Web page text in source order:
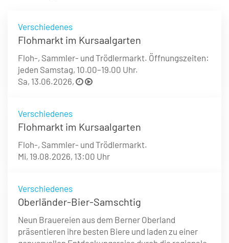
Verschiedenes
Flohmarkt im Kursaalgarten
Floh-, Sammler- und Trödlermarkt. Öffnungszeiten:
jeden Samstag, 10.00–19.00 Uhr.
Sa, 13.06.2026,
Verschiedenes
Flohmarkt im Kursaalgarten
Floh-, Sammler- und Trödlermarkt.
Mi, 19.08.2026, 13:00 Uhr
Verschiedenes
Oberländer-Bier-Samschtig
Neun Brauereien aus dem Berner Oberland
präsentieren ihre besten Biere und laden zu einer